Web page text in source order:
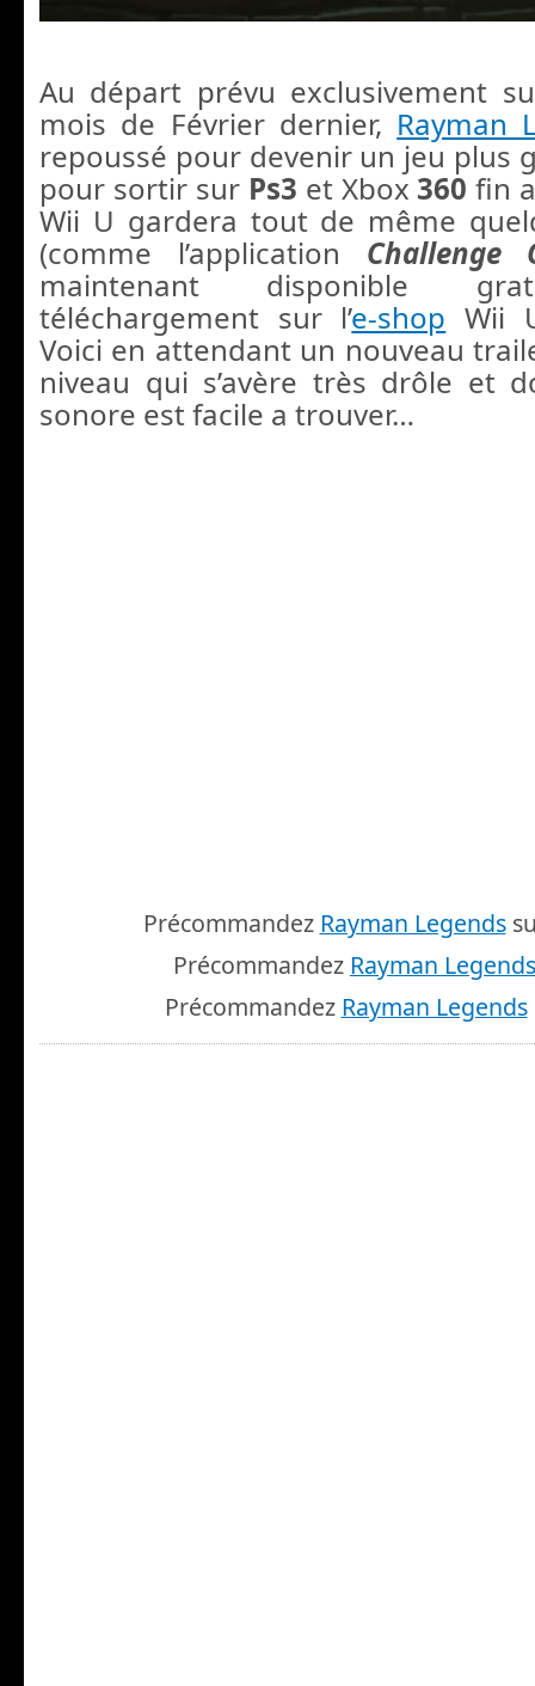
Au départ prévu exclusivement
mois de Février dernier, Rayman
repoussé pour devenir un jeu plus
pour sortir sur Ps3 et Xbox 360 fin
Wii U gardera tout de même
(comme l’application Challenge
maintenant disponible
téléchargement sur l’e-shop Wii
Voici en attendant un nouveau
niveau qui s’avère très drôle et
sonore est facile a trouver…
Précommandez Rayman Legends
Précommandez Rayman Legends
Précommandez Rayman Legends